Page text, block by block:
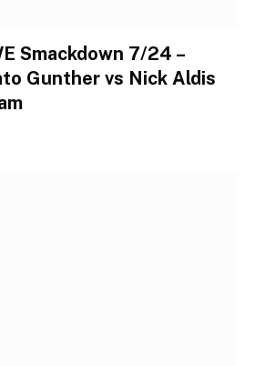
Smackdown 7/24 –
Gunther vs Nick Aldis